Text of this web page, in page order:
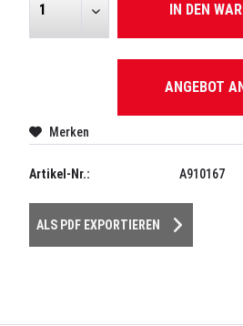
IN DEN
ANGEBOT
Merken
Artikel-Nr.: A910167
ALS PDF EXPORTIEREN